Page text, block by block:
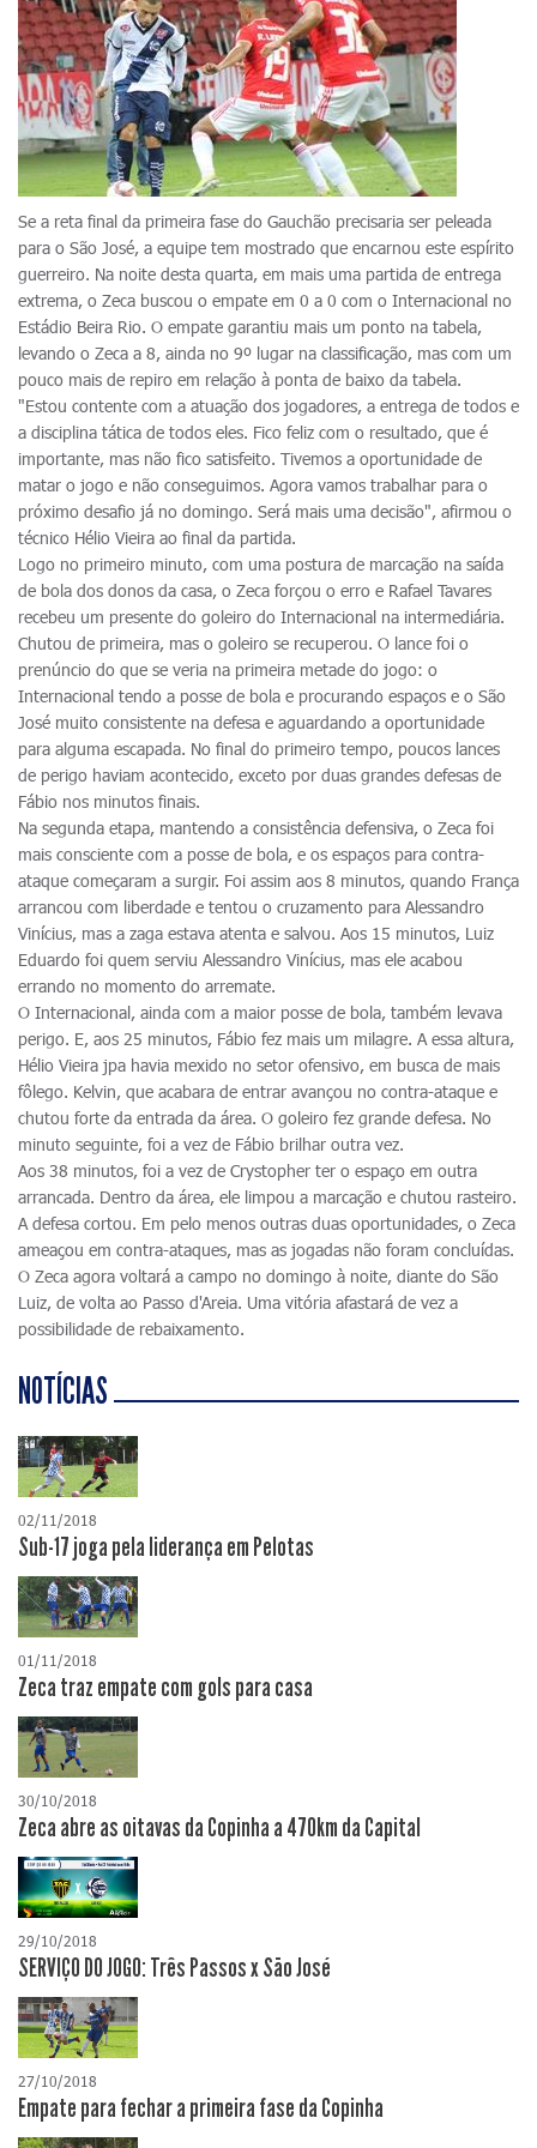
Se a reta final da primeira fase do Gauchão precisaria ser peleada
para o São José, a equipe tem mostrado que encarnou este espírito
guerreiro. Na noite desta quarta, em mais uma partida de entrega
extrema, o Zeca buscou o empate em 0 a 0 com o Internacional no
Estádio Beira Rio. O empate garantiu mais um ponto na tabela,
levando o Zeca a 8, ainda no 9º lugar na classificação, mas com um
pouco mais de repiro em relação à ponta de baixo da tabela.
"Estou contente com a atuação dos jogadores, a entrega de todos e
a disciplina tática de todos eles. Fico feliz com o resultado, que é
importante, mas não fico satisfeito. Tivemos a oportunidade de
matar o jogo e não conseguimos. Agora vamos trabalhar para o
próximo desafio já no domingo. Será mais uma decisão", afirmou o
técnico Hélio Vieira ao final da partida.
Logo no primeiro minuto, com uma postura de marcação na saída
de bola dos donos da casa, o Zeca forçou o erro e Rafael Tavares
recebeu um presente do goleiro do Internacional na intermediária.
Chutou de primeira, mas o goleiro se recuperou. O lance foi o
prenúncio do que se veria na primeira metade do jogo: o
Internacional tendo a posse de bola e procurando espaços e o São
José muito consistente na defesa e aguardando a oportunidade
para alguma escapada. No final do primeiro tempo, poucos lances
de perigo haviam acontecido, exceto por duas grandes defesas de
Fábio nos minutos finais.
Na segunda etapa, mantendo a consistência defensiva, o Zeca foi
mais consciente com a posse de bola, e os espaços para contra-
ataque começaram a surgir. Foi assim aos 8 minutos, quando França
arrancou com liberdade e tentou o cruzamento para Alessandro
Vinícius, mas a zaga estava atenta e salvou. Aos 15 minutos, Luiz
Eduardo foi quem serviu Alessandro Vinícius, mas ele acabou
errando no momento do arremate.
O Internacional, ainda com a maior posse de bola, também levava
perigo. E, aos 25 minutos, Fábio fez mais um milagre. A essa altura,
Hélio Vieira jpa havia mexido no setor ofensivo, em busca de mais
fôlego. Kelvin, que acabara de entrar avançou no contra-ataque e
chutou forte da entrada da área. O goleiro fez grande defesa. No
minuto seguinte, foi a vez de Fábio brilhar outra vez.
Aos 38 minutos, foi a vez de Crystopher ter o espaço em outra
arrancada. Dentro da área, ele limpou a marcação e chutou rasteiro.
A defesa cortou. Em pelo menos outras duas oportunidades, o Zeca
ameaçou em contra-ataques, mas as jogadas não foram concluídas.
O Zeca agora voltará a campo no domingo à noite, diante do São
Luiz, de volta ao Passo d'Areia. Uma vitória afastará de vez a
possibilidade de rebaixamento.
NOTÍCIAS
02/11/2018
Sub-17 joga pela liderança em Pelotas
01/11/2018
Zeca traz empate com gols para casa
30/10/2018
Zeca abre as oitavas da Copinha a 470km da Capital
29/10/2018
SERVIÇO DO JOGO: Três Passos x São José
27/10/2018
Empate para fechar a primeira fase da Copinha